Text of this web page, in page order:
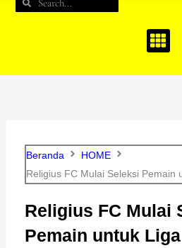
Beranda
HOME
Religius FC Mulai Seleksi Pemain
Religius FC Mulai
Pemain untuk